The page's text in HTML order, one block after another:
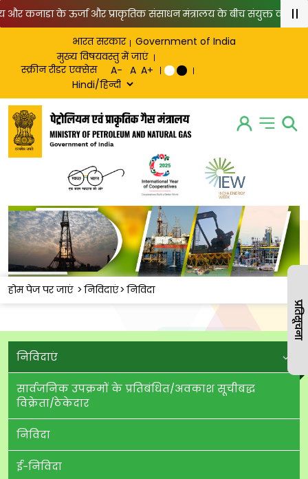
कनाडा के ऊर्जा और प्राकृतिक संसाधन मंत्रालय के बीच संयुक्त वक्तव्य
(परिवहन) और पाइपयुक्त प्राकृतिक गैस (घरेलू) खंडों के लिए घरेलू गैस
भारत सरकार
Government of India
मुख्य विषयवस्तु में जाएं
स्क्रीन रीडर एक्सेस
प्रतिसूचना
होम पेज पर जाएं >निविदाएं>निविदा
निविदाएं
सार्वजनिक उपक्रमों के प्रतिबंधित/अवकाश सूचीबद्ध
विक्रेता/ठेकेदार
निविदा
ई-निविदा
प्रतिसूचना